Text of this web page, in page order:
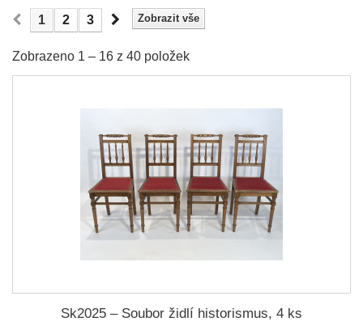
Zobrazit vše
1 2 3
Zobrazeno 1 – 16 z 40 položek
Sk2025 – Soubor židlí historismus, 4 ks